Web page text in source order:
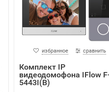
избранное сравнить
Комплект IP
видеодомофона IFlow
5443I(B)